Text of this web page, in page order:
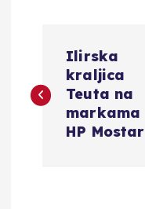
a
v
Ilirska
kraljica
Teuta na
markama
HP Mostar